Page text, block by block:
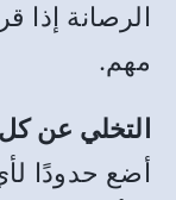
الرصانة إذا
مهم.
التخلي عن
أضع حدودًا